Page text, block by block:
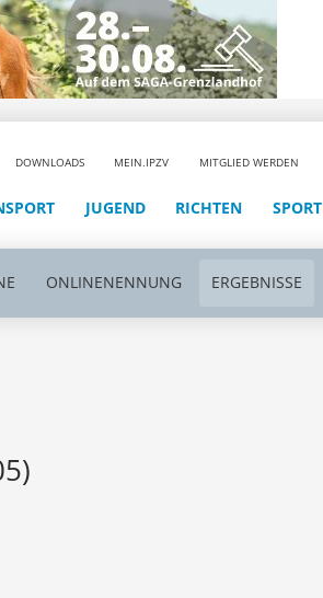
DOWNLOADS MEIN.IPZV MITGLIED WERDEN
JUGEND RICHTEN SPORT
ONLINENENNUNG ERGEBNISSE